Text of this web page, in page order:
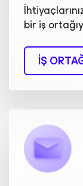
bir iş
İŞ